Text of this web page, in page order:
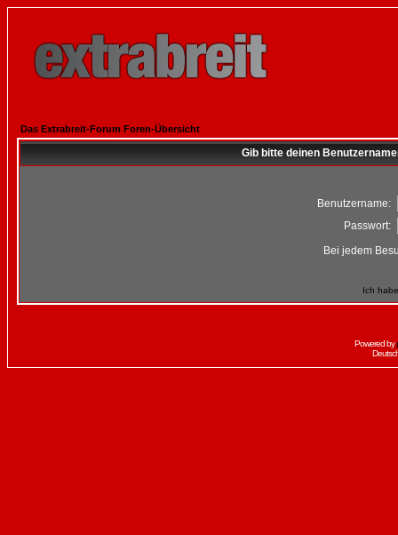
Das Extrabreit-Forum Foren-Übersicht
Gib bitte deinen
Benutzername:
Passwort:
Bei jedem
Ich
Powered by